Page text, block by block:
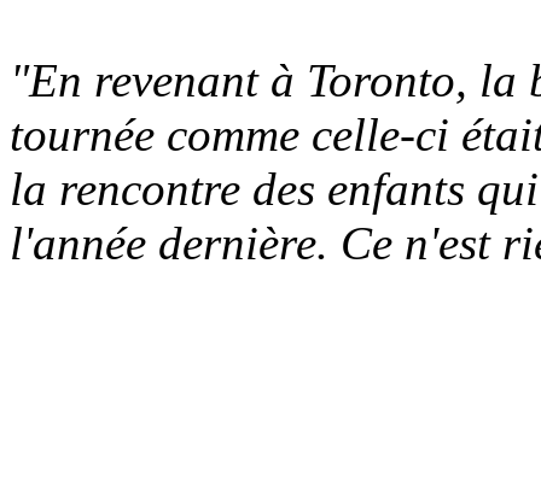
"En revenant à Toronto, la
tournée comme celle-ci
la rencontre des enfants
l'année dernière. Ce n'est